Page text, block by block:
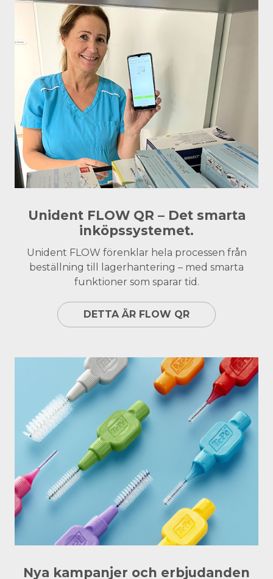
Unident FLOW QR – Det smarta
inköpssystemet.
Unident FLOW förenklar hela processen från
beställning till lagerhantering – med smarta
funktioner som sparar tid.
DETTA ÄR FLOW QR
Nya kampanjer och erbjudanden